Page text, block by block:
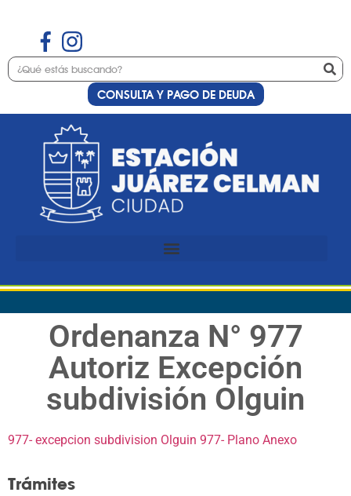
CONSULTA Y PAGO DE DEUDA
Ordenanza N° 977
Autoriz Excepción
subdivisión Olguin
977- excepcion subdivision Olguin 977- Plano Anexo
Trámites